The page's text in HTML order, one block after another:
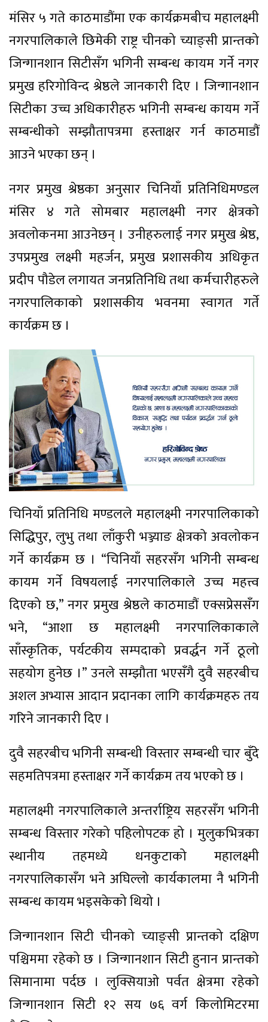
मंसिर ५ गते काठमाडौंमा एक कार्यक्रमबीच महालक्ष्मी
नगरपालिकाले छिमेकी राष्ट्र चीनको च्याङ्सी प्रान्तको
जिन्गानशान सिटीसँग भगिनी सम्बन्ध कायम गर्ने नगर
प्रमुख हरिगोविन्द श्रेष्ठले जानकारी दिए । जिन्गानशान
सिटीका उच्च अधिकारीहरु भगिनी सम्बन्ध कायम गर्ने
सम्बन्धीको सम्झौतापत्रमा हस्ताक्षर गर्न काठमाडौं
आउने भएका छन् ।
नगर प्रमुख श्रेष्ठका अनुसार चिनियाँ प्रतिनिधिमण्डल
मंसिर ४ गते सोमबार महालक्ष्मी नगर क्षेत्रको
अवलोकनमा आउनेछन् । उनीहरुलाई नगर प्रमुख श्रेष्ठ,
उपप्रमुख लक्ष्मी महर्जन, प्रमुख प्रशासकीय अधिकृत
प्रदीप पौडेल लगायत जनप्रतिनिधि तथा कर्मचारीहरुले
नगरपालिकाको प्रशासकीय भवनमा स्वागत गर्ते
कार्यक्रम छ ।
चिनियाँ प्रतिनिधि मण्डलले महालक्ष्मी नगरपालिकाको
सिद्धिपुर, लुभु तथा लाँकुरी भञ्ज्याङ क्षेत्रको अवलोकन
गर्ने कार्यक्रम छ । “चिनियाँ सहरसँग भगिनी सम्बन्ध
कायम गर्ने विषयलाई नगरपालिकाले उच्च महत्त्व
दिएको छ,” नगर प्रमुख श्रेष्ठले काठमाडौं एक्सप्रेससँग
भने, “आशा छ महालक्ष्मी नगरपालिकाकाले
साँस्कृतिक, पर्यटकीय सम्पदाको प्रवर्द्धन गर्ने ठूलो
सहयोग हुनेछ ।” उनले सम्झौता भएसँगै दुवै सहरबीच
अशल अभ्यास आदान प्रदानका लागि कार्यक्रमहरु तय
गरिने जानकारी दिए ।
दुवै सहरबीच भगिनी सम्बन्धी विस्तार सम्बन्धी चार बुँदे
सहमतिपत्रमा हस्ताक्षर गर्ने कार्यक्रम तय भएको छ ।
महालक्ष्मी नगरपालिकाले अन्तर्राष्ट्रिय सहरसँग भगिनी
सम्बन्ध विस्तार गरेको पहिलोपटक हो । मुलुकभित्रका
स्थानीय तहमध्ये धनकुटाको महालक्ष्मी
नगरपालिकासँग भने अघिल्लो कार्यकालमा नै भगिनी
सम्बन्ध कायम भइसकेको थियो ।
जिन्गानशान सिटी चीनको च्याङ्सी प्रान्तको दक्षिण
पश्चिममा रहेको छ । जिन्गानशान सिटी हुनान प्रान्तको
सिमानामा पर्दछ । लुक्सियाओ पर्वत क्षेत्रमा रहेको
जिन्गानशान सिटी १२ सय ७६ वर्ग किलोमिटरमा